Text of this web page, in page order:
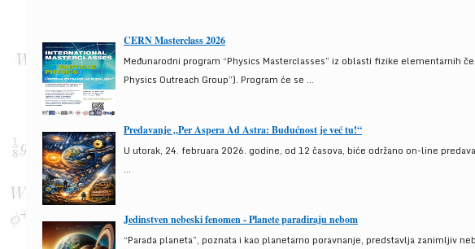
CERN Masterclass 2026
Međunarodni program “Physics Masterclasses” iz oblasti fizike elementarnih
Physics Outreach Group”). Program će se ...
Predavanje „Per Aspera Ad Astra: Budućnost je već tu!“
U utorak, 24. februara 2026. godine, od 12 časova, biće održano on-line
...
Jedinstven nebeski fenomen - Planete paradiraju nebom
“Parada planeta”, poznata i kao planetarno poravnanje, predstavlja zanimljiv